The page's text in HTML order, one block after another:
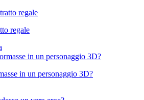
regale
in un personaggio 3D?